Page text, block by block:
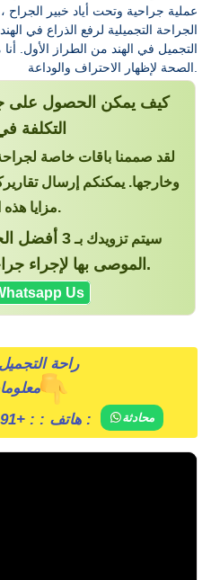
الجراحة التجميلية لرفع الذراع في
كيف يمكن الحصول على
التكلفة
لقد صممنا باقات خاصة
وخارجها. يمكنكم إرسال
مزايا هذه الباقات.
سيتم تزويدك بـ
3 أفضل
الموصى بها لإجراء جراحة التجميل في الهند.
Us
راحة
هاتف : : +91-9371136499 / واتساب : محادثة